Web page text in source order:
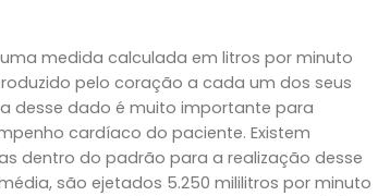
medida calculada em litros por minuto
pelo coração a cada um dos seus
desse dado é muito importante para
cardíaco do paciente. Existem
dentro do padrão para a realização desse
são ejetados 5.250 mililitros por minuto